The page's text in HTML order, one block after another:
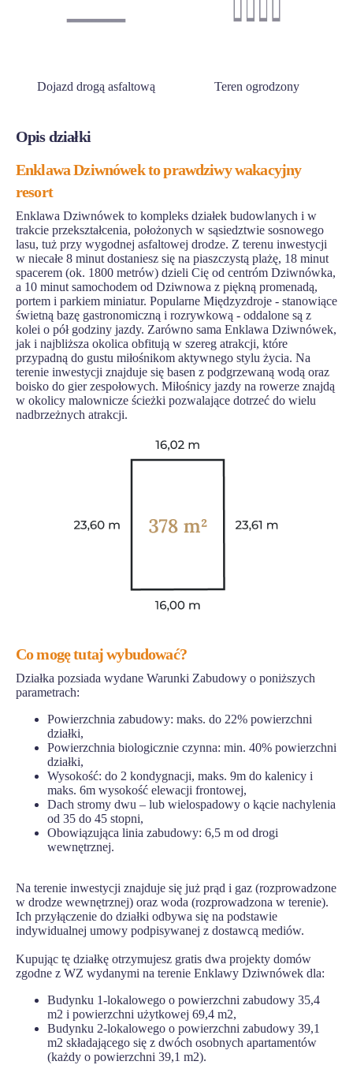
Dojazd drogą asfaltową Teren ogrodzony
Opis działki
Enklawa Dziwnówek to prawdziwy wakacyjny
resort
Enklawa Dziwnówek to kompleks działek budowlanych i w
trakcie przekształcenia, położonych w sąsiedztwie sosnowego
lasu, tuż przy wygodnej asfaltowej drodze. Z terenu inwestycji
w niecałe 8 minut dostaniesz się na piaszczystą plażę, 18 minut
spacerem (ok. 1800 metrów) dzieli Cię od centróm Dziwnówka,
a 10 minut samochodem od Dziwnowa z piękną promenadą,
portem i parkiem miniatur. Popularne Międzyzdroje - stanowiące
świetną bazę gastronomiczną i rozrywkową - oddalone są z
kolei o pół godziny jazdy. Zarówno sama Enklawa Dziwnówek,
jak i najbliższa okolica obfitują w szereg atrakcji, które
przypadną do gustu miłośnikom aktywnego stylu życia. Na
terenie inwestycji znajduje się basen z podgrzewaną wodą oraz
boisko do gier zespołowych. Miłośnicy jazdy na rowerze znajdą
w okolicy malownicze ścieżki pozwalające dotrzeć do wielu
nadbrzeżnych atrakcji.
Co mogę tutaj wybudować?
Działka pozsiada wydane Warunki Zabudowy o poniższych
parametrach:
Powierzchnia zabudowy: maks. do 22% powierzchni
działki,
Powierzchnia biologicznie czynna: min. 40% powierzchni
działki,
Wysokość: do 2 kondygnacji, maks. 9m do kalenicy i
maks. 6m wysokość elewacji frontowej,
Dach stromy dwu – lub wielospadowy o kącie nachylenia
od 35 do 45 stopni,
Obowiązująca linia zabudowy: 6,5 m od drogi
wewnętrznej.
Na terenie inwestycji znajduje się już prąd i gaz (rozprowadzone
w drodze wewnętrznej) oraz woda (rozprowadzona w terenie).
Ich przyłączenie do działki odbywa się na podstawie
indywidualnej umowy podpisywanej z dostawcą mediów.
Kupując tę działkę otrzymujesz gratis dwa projekty domów
zgodne z WZ wydanymi na terenie Enklawy Dziwnówek dla:
Budynku 1-lokalowego o powierzchni zabudowy 35,4
m2 i powierzchni użytkowej 69,4 m2,
Budynku 2-lokalowego o powierzchni zabudowy 39,1
m2 składającego się z dwóch osobnych apartamentów
(każdy o powierzchni 39,1 m2).